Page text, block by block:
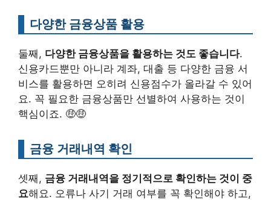
다양한 금융상품 활용
둘째, 다양한 금융상품을 활용하는 것도 좋습니다.
신용카드뿐만 아니라 계좌, 대출 등 다양한 금융 서
비스를 활용하면 오히려 신용점수가 올라갈 수 있어
요. 꼭 필요한 금융상품만 선별하여 사용하는 것이
핵심이죠. 🤑🤑
금융 거래내역 확인
셋째, 금융 거래내역을 정기적으로 확인하는 것이 중
요해요. 오류나 사기 거래 여부를 꼭 확인해야 하고,